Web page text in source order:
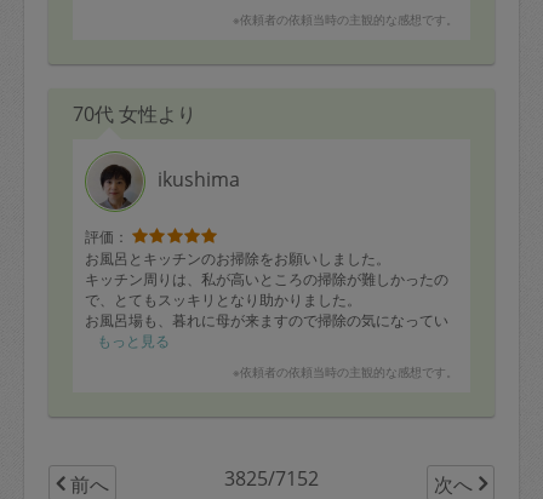
※依頼者の依頼当時の主観的な感想です。
70代 女性より
ikushima
評価：
お風呂とキッチンのお掃除をお願いしました。
キッチン周りは、私が高いところの掃除が難しかったの
で、とてもスッキリとなり助かりました。
お風呂場も、暮れに母が来ますので掃除の気になってい
た所を掃除して頂けてサッパリしました。
スケジュールの都合がつきましたらよろしくお願いしま
もっと見る
※依頼者の依頼当時の主観的な感想です。
前へ 3825/7152 次へ